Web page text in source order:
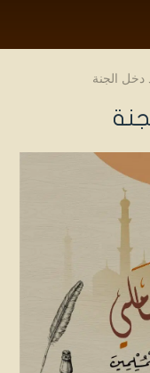
دخل الجنة